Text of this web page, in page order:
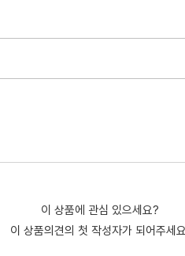
이 상품에 관심 있으세요?
이 상품의견의 첫 작성자가 되어주세